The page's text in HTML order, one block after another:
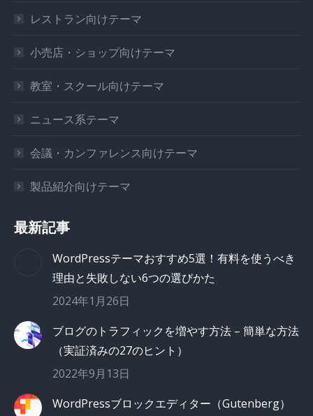
レストラン向けテーマ
小売店・ショップ向けテーマ
教室・スクール向けテーマ
ニュース系テーマ
会議・カンファレンス向けテーマ
製品紹介向けテーマ
最新記事
WordPressテーマおすすめ5選！有料を使うべき
理由と失敗しない6つの選びかた
2024年1月26日
ブログのトラフィックを増やす方法 – 簡単な方法
（実証済みの27のヒント）
2022年9月13日
WordPressブロックエディター（Gutenberg）